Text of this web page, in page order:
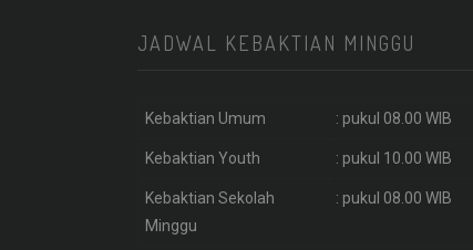
JADWAL KEBAKTIAN MINGGU
Kebaktian Umum : pukul 08.00 WIB
Kebaktian Youth : pukul 10.00 WIB
Kebaktian Sekolah
Minggu
: pukul 08.00 WIB